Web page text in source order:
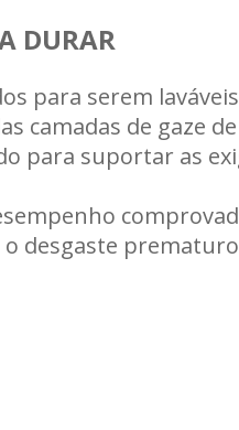
informações de
DURAR
para serem
camadas de gaze
para suportar as
desgaste